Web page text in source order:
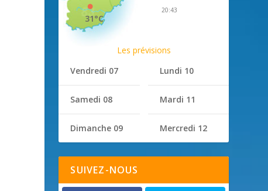
31°C
20:43
Les prévisions
Vendredi 07
Samedi 08
Dimanche 09
Lundi 10
Mardi 11
Mercredi 12
SUIVEZ-NOUS